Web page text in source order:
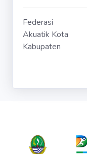
Federasi
Akuatik Kota
Kabupaten